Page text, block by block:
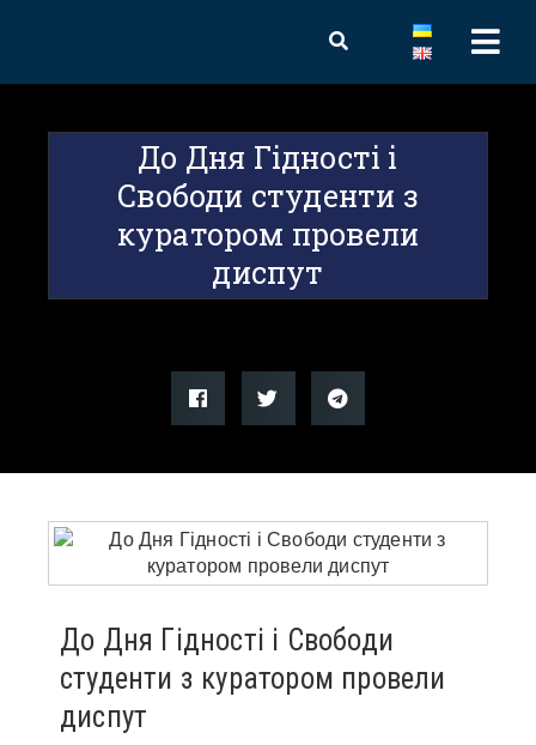
До Дня Гідності і
Свободи студенти з
куратором провели
диспут
До Дня Гідності і Свободи
студенти з куратором провели
диспут